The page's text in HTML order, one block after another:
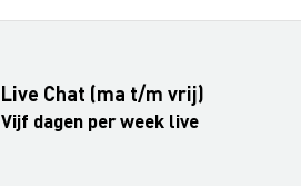
Live Chat (ma t/m vrij)
Vijf dagen per week live